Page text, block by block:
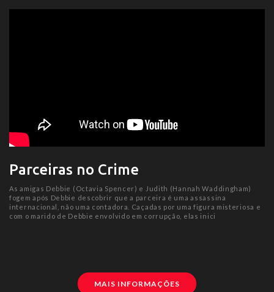
Parceiras no Crime
As amigas Debbie (Octavia Spencer) e Judith (Hannah Waddingham)
fogem após Debbie descobrir que a parceira é uma assassina
internacional, não uma contadora. Caçadas por uma figura misteriosa e
com o marido de Debbie envolvido em corrupção, elas inici
MAIS INFORMAÇÕES